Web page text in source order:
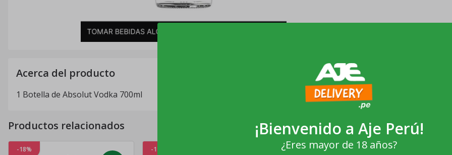
Acerca del producto
1 Botella de Absolut Vodka 700ml
Productos relacionados
-18% -11% -11%
¡Bienvenido a Aje Perú!
¿Eres mayor de 18 años?